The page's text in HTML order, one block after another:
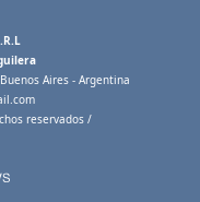
Aires - Argentina
reservados /